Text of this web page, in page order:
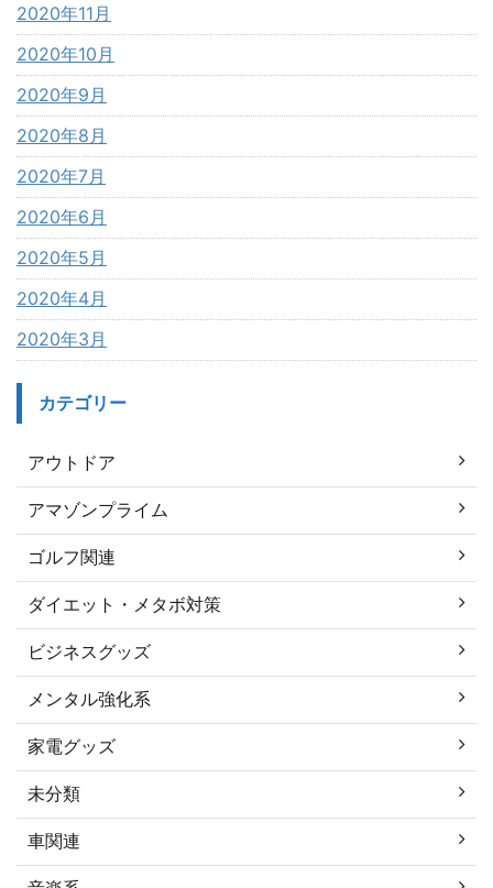
2020年11月
2020年10月
2020年9月
2020年8月
2020年7月
2020年6月
2020年5月
2020年4月
2020年3月
カテゴリー
アウトドア
アマゾンプライム
ゴルフ関連
ダイエット・メタボ対策
ビジネスグッズ
メンタル強化系
家電グッズ
未分類
車関連